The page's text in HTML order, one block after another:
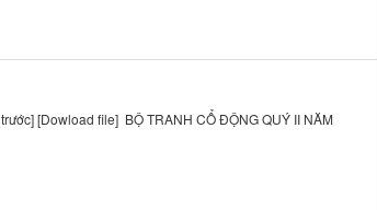
[Dowload file] BỘ TRANH CỔ ĐỘNG QUÝ II NĂM